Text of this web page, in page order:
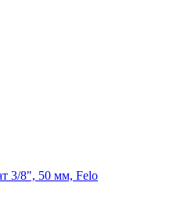
3/8", 50 мм, Felo